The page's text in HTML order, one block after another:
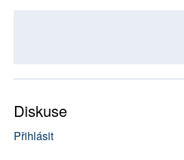
Diskuse
Přihlásit